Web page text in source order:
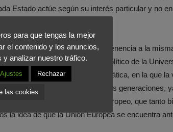
Estado actúe según su interés particular y no
y valoran su sentimiento de pertenencia a la
y profesor de Derecho Político de la
lejana, distante y burocrática, en la que
queremos
para las próximas generaciones,
vez más alejada del proyecto europeo, que tanto
la idea de que la Unión Europea se encuentra
para que tengas la mejor
el contenido y los anuncios,
analizar nuestro tráfico.
Ajustes Rechazar
las cookies